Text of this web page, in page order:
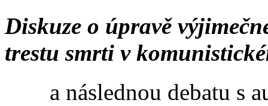
Diskuze o úpravě
trestu smrti v
a následnou debatu s